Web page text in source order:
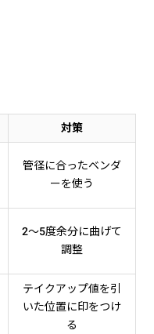
対策
管径に合ったベンダ
ーを使う
2〜5度余分に曲げて
調整
テイクアップ値を引
いた位置に印をつけ
る